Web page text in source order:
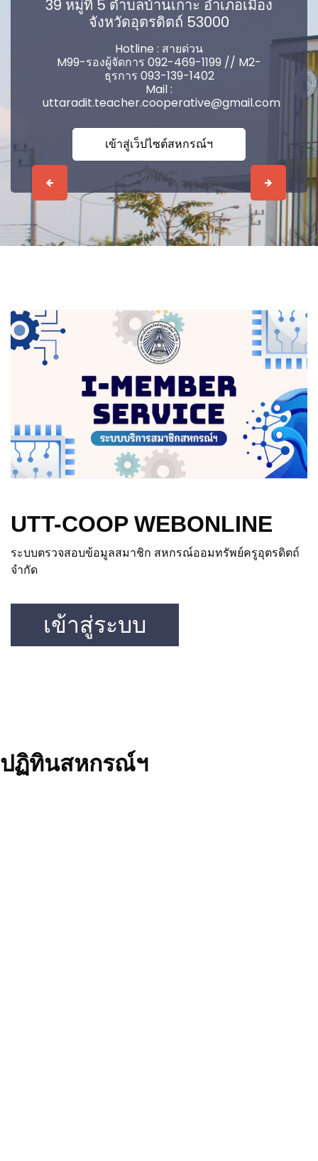
Previous Next
39 หมู่ที่ 5 ตำบลบ้านเกาะ อำเภอเมือง
จังหวัดอุตรดิตถ์ 53000
Hotline : สายด่วน
M99-รองผู้จัดการ 092-469-1199 // M2-
ธุรการ 093-139-1402
Mail :
uttaradit.teacher.cooperative@gmail.com
เข้าสู่เว็ปไซต์สหกรณ์ฯ
UTT-COOP WEBONLINE
ระบบตรวจสอบข้อมูลสมาชิก สหกรณ์ออมทรัพย์ครูอุตรดิตถ์
จำกัด
เข้าสู่ระบบ
ปฏิทินสหกรณ์ฯ